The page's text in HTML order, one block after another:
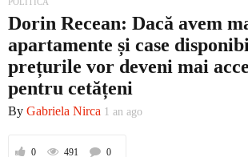
Dorin Recean: Dacă avem
apartamente și case
prețurile vor deveni mai
pentru cetățeni
By Gabriela Nirca 1 an ago
0 491 0